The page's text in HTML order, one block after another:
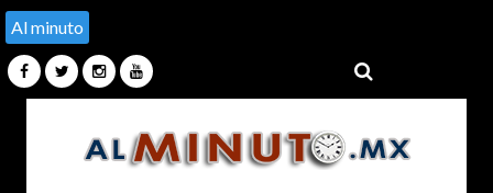
Al minuto